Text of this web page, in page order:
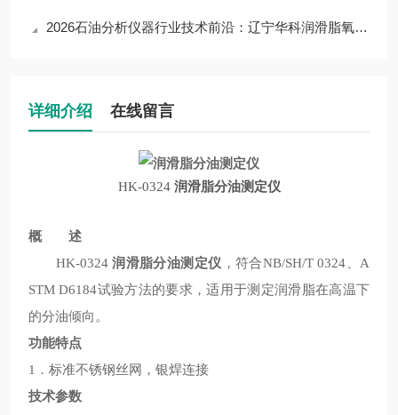
2026石油分析仪器行业技术前沿：辽宁华科润滑脂氧化安定性测定器应用与突破
详细介绍 在线留言
HK-0324 润滑脂分油测定仪
概 述
HK-0324润滑脂分油测定仪 ，符合NB/SH/T 0324、A
STM D6184试验方法的要求，适用于测定润滑脂在高温下
的分油倾向。
功能特点
1．标准不锈钢丝网，银焊连接
技术参数